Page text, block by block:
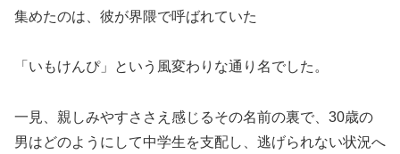
集めたのは、彼が界隈で呼ばれていた
「いもけんぴ」という風変わりな通り名でした。
一見、親しみやすささえ感じるその名前の裏で、30歳の
男はどのようにして中学生を支配し、逃げられない状況へ